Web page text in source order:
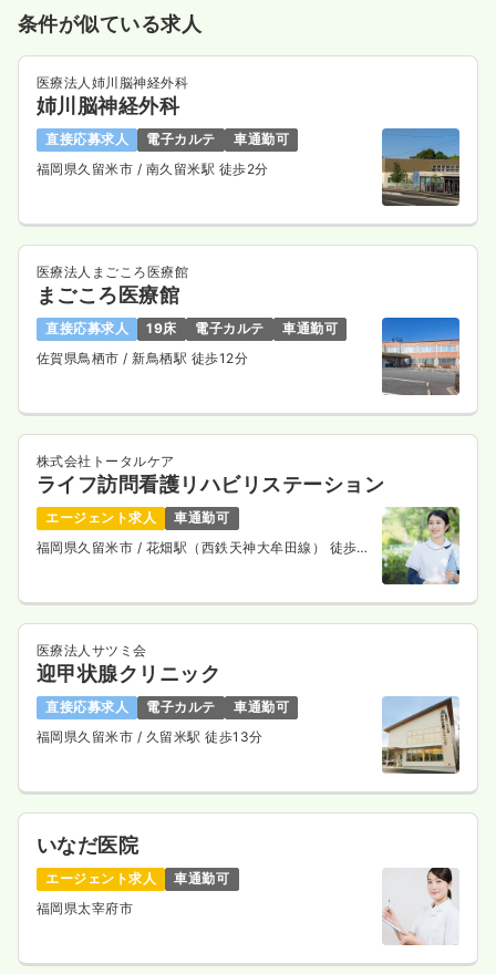
気になる
3交代（常勤）
給与 お問い合わせください
時間 8:30～17:30（休憩60分）
オペ室(手術室)正・准看護師 一般病院
日勤のみ（常勤）
※経験19年の例
時間 8:30～17:30（休憩60分）
日祝休み
4週8休以上 月給29万円以上可
詳細を見る
透析正・准看護師
日勤のみ（常勤） 一時募集休止
日曜休み
4週8休以上
気になる
条件が似ている求人
医療法人姉川脳神経外科
姉川脳神経外科
直接応募求人 電子カルテ
車通勤可
福岡県久留米市 / 南久留米駅 徒歩2分
医療法人まごころ医療館
まごころ医療館
直接応募求人 19床 電子カルテ
車通勤可
佐賀県鳥栖市 / 新鳥栖駅 徒歩12分
株式会社トータルケア
ライフ訪問看護リハビリステーション
エージェント求人
車通勤可
福岡県久留米市 / 花畑駅（西鉄天神大牟田線） 徒歩6
医療法人サツミ会
迎甲状腺クリニック
直接応募求人 電子カルテ
車通勤可
福岡県久留米市 / 久留米駅 徒歩13分
いなだ医院
エージェント求人
車通勤可
福岡県太宰府市